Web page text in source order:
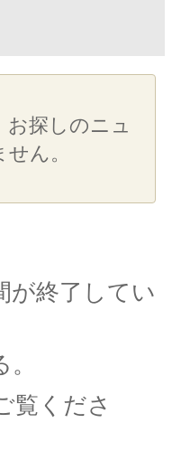
探しのニュ
ん。
が終了してい
覧くださ